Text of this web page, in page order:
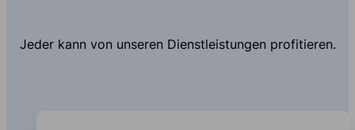
Jeder kann von unseren Dienstleistungen profitieren.